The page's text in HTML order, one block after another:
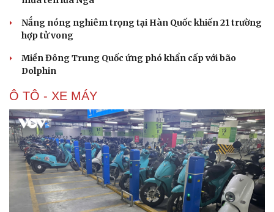
Nắng nóng nghiêm trọng tại Hàn Quốc khiến 21 trường
hợp tử vong
Miền Đông Trung Quốc ứng phó khẩn cấp với bão
Dolphin
Ô TÔ - XE MÁY